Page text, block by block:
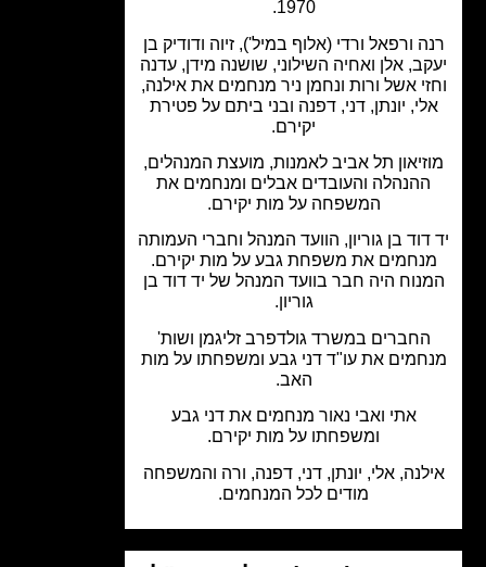
ורפאל ורדי (אלוף במיל'), זיוה ודודיק בן
אלן ואחיה השילוני, שושנה מידן, עדנה
אשל ורות ונחמן ניר מנחמים את אילנה,
יונתן, דני, דפנה ובני ביתם על פטירת
תל אביב לאמנות, מועצת המנהלים,
והעובדים אבלים ומנחמים את
המשפחה על מות יקירם.
בן גוריון, הוועד המנהל וחברי העמותה
את משפחת גבע על מות יקירם.
היה חבר בוועד המנהל של יד דוד בן
החברים במשרד גולדפרב זליגמן ושות'
את עו"ד דני גבע ומשפחתו על מות
אתי ואבי נאור מנחמים את דני גבע
ומשפחתו על מות יקירם.
אלי, יונתן, דני, דפנה, ורה והמשפחה
מודים לכל המנחמים.